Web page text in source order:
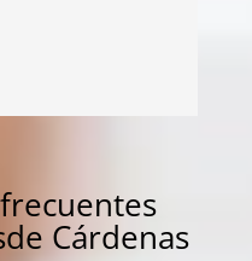
Cárdenas